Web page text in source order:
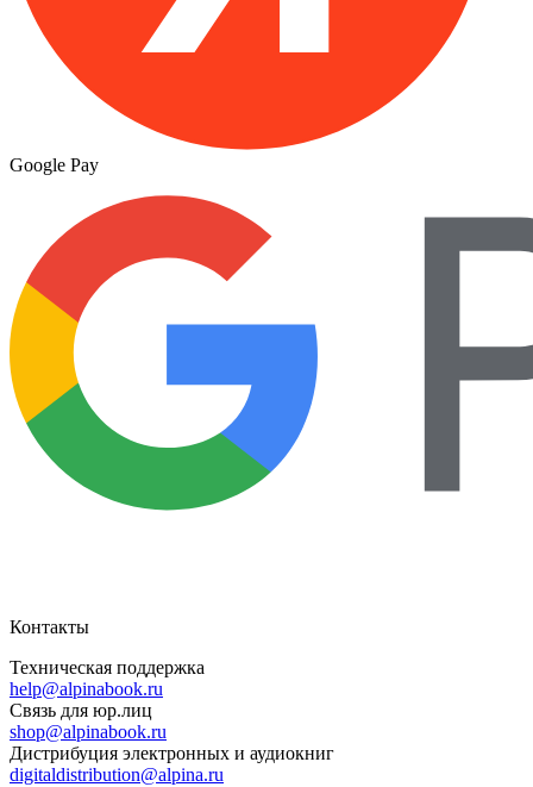
Google Pay
Контакты
Техническая поддержка
help@alpinabook.ru
Связь для юр.лиц
shop@alpinabook.ru
Дистрибуция электронных и аудиокниг
digitaldistribution@alpina.ru